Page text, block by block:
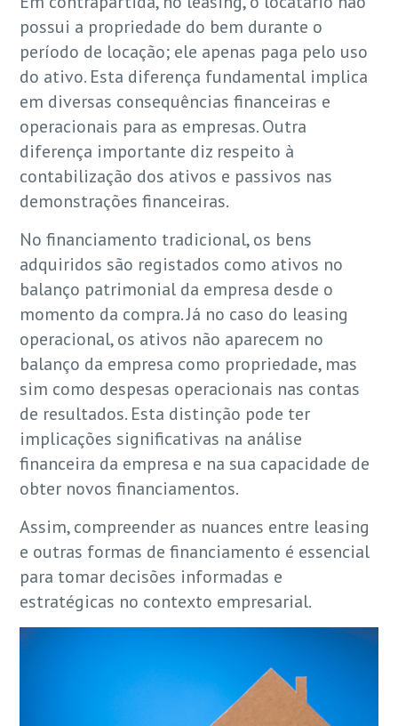
possui a propriedade do bem durante o
período de locação; ele apenas paga pelo uso
do ativo. Esta diferença fundamental implica
em diversas consequências financeiras e
operacionais para as empresas. Outra
diferença importante diz respeito à
contabilização dos ativos e passivos nas
demonstrações financeiras.
No financiamento tradicional, os bens
adquiridos são registados como ativos no
balanço patrimonial da empresa desde o
momento da compra. Já no caso do leasing
operacional, os ativos não aparecem no
balanço da empresa como propriedade, mas
sim como despesas operacionais nas contas
de resultados. Esta distinção pode ter
implicações significativas na análise
financeira da empresa e na sua capacidade de
obter novos financiamentos.
Assim, compreender as nuances entre leasing
e outras formas de financiamento é essencial
para tomar decisões informadas e
estratégicas no contexto empresarial.